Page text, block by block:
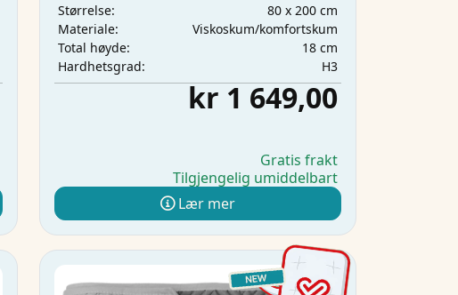
Størrelse:
80 x 200 cm
Materiale:
Viskoskum/komfortskum
Total høyde:
18 cm
Hardhetsgrad:
H3
kr 1 649,00
Gratis frakt
Tilgjengelig umiddelbart
Lær mer